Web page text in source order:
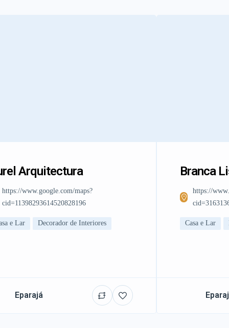
Arquitectura
https://www.google.com/maps?
cid=11398293614520828196
e Lar Decorador de Interiores
Eparajá
Branca
https://
Casa e Lar